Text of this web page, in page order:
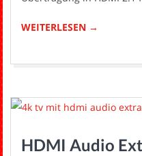
WEITERLESEN →
HDMI Audio